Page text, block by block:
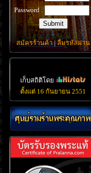
Password :
สมัครร้านค้า|ลืมรหัสผ่าน
เก็บสถิติโดย
ตั้งแต่ 16 กันยายน 2551